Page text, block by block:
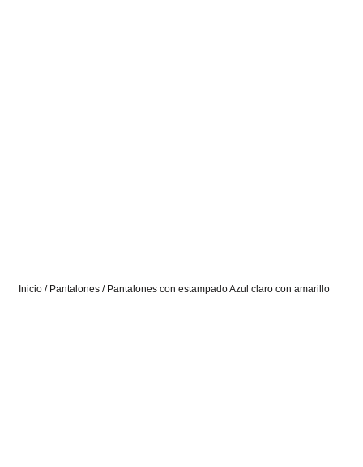
Inicio / Pantalones / Pantalones con estampado Azul claro con amarillo